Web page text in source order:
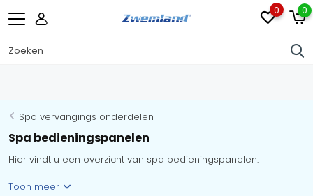
0 0
Spa vervangings onderdelen
Spa bedieningspanelen
Hier vindt u een overzicht van spa bedieningspanelen.
Toon meer